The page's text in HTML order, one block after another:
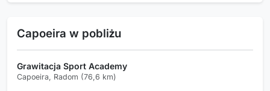
Capoeira w pobliżu
Grawitacja Sport Academy
Capoeira, Radom (76,6 km)